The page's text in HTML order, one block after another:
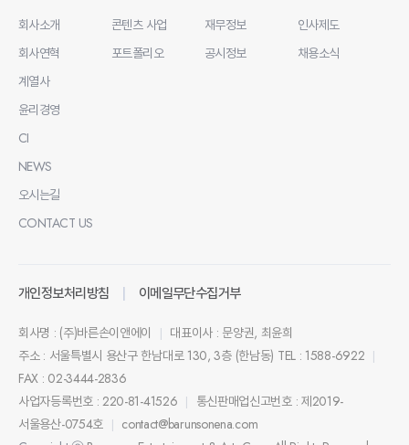
회사소개
회사연혁
계열사
윤리경영
CI
NEWS
오시는길
CONTACT US
콘텐츠 사업
포트폴리오
재무정보
공시정보
인사제도
채용소식
개인정보처리방침 이메일무단수집거부
회사명 : (주)바른손이앤에이 | 대표이사 : 문양권, 최윤희
주소 : 서울특별시 용산구 한남대로 130, 3층 (한남동) TEL : 1588-6922 |
FAX : 02-3444-2836
사업자등록번호 : 220-81-41526 | 통신판매업신고번호 : 제2019-
서울용산-0754호 | contact@barunsonena.com